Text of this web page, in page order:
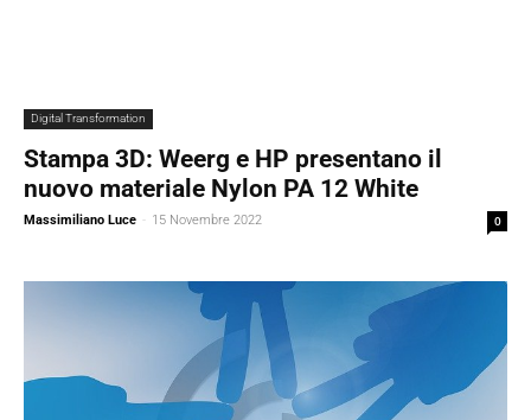
Digital Transformation
Stampa 3D: Weerg e HP presentano il
nuovo materiale Nylon PA 12 White
Massimiliano Luce - 15 Novembre 2022 0